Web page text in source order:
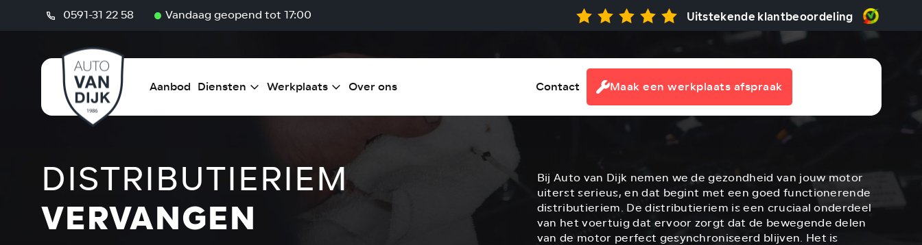
0591-31 22 58 Vandaag geopend tot 17:00 Uitstekende klantbeoordeling
Aanbod Diensten Werkplaats Over ons Contact Maak een werkplaats afspraak
Home/Werkplaats Distributieriem vervangen
DISTRIBUTIERIEM
VERVANGEN
Bij Auto van Dijk nemen we de gezondheid van jouw motor
uiterst serieus, en dat begint met een goed functionerende
distributieriem. De distributieriem is een cruciaal onderdeel
van het voertuig dat ervoor zorgt dat de bewegende delen
van de motor perfect gesynchroniseerd blijven. Het is